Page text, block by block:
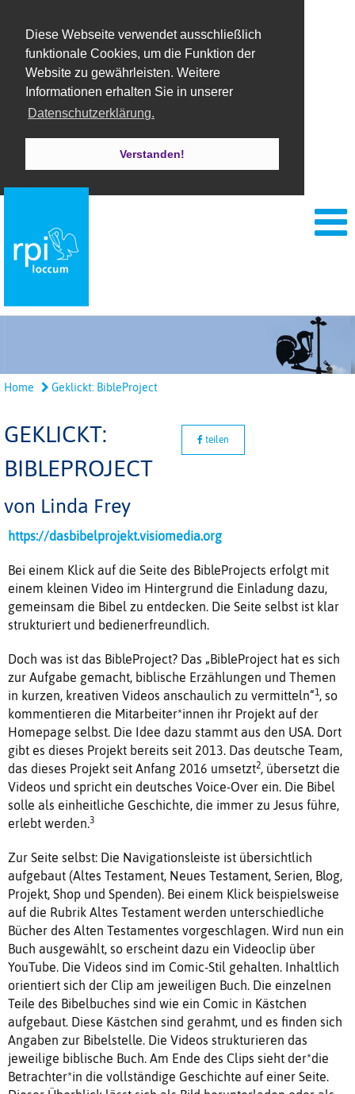
Diese Webseite verwendet ausschließlich
funktionale Cookies, um die Funktion der
Website zu gewährleisten. Weitere
Informationen erhalten Sie in unserer
Datenschutzerklärung.
Verstanden!
Home Geklickt: BibleProject
GEKLICKT:
BIBLEPROJECT
teilen
von Linda Frey
https://dasbibelprojekt.visiomedia.org
Bei einem Klick auf die Seite des BibleProjects erfolgt mit
einem kleinen Video im Hintergrund die Einladung dazu,
gemeinsam die Bibel zu entdecken. Die Seite selbst ist klar
strukturiert und bedienerfreundlich.
Doch was ist das BibleProject? Das „BibleProject hat es sich
zur Aufgabe gemacht, biblische Erzählungen und Themen
in kurzen, kreativen Videos anschaulich zu vermitteln“1, so
kommentieren die Mitarbeiter*innen ihr Projekt auf der
Homepage selbst. Die Idee dazu stammt aus den USA. Dort
gibt es dieses Projekt bereits seit 2013. Das deutsche Team,
das dieses Projekt seit Anfang 2016 umsetzt2, übersetzt die
Videos und spricht ein deutsches Voice-Over ein. Die Bibel
solle als einheitliche Geschichte, die immer zu Jesus führe,
erlebt werden.3
Zur Seite selbst: Die Navigationsleiste ist übersichtlich
aufgebaut (Altes Testament, Neues Testament, Serien, Blog,
Projekt, Shop und Spenden). Bei einem Klick beispielsweise
auf die Rubrik Altes Testament werden unterschiedliche
Bücher des Alten Testamentes vorgeschlagen. Wird nun ein
Buch ausgewählt, so erscheint dazu ein Videoclip über
YouTube. Die Videos sind im Comic-Stil gehalten. Inhaltlich
orientiert sich der Clip am jeweiligen Buch. Die einzelnen
Teile des Bibelbuches sind wie ein Comic in Kästchen
aufgebaut. Diese Kästchen sind gerahmt, und es finden sich
Angaben zur Bibelstelle. Die Videos strukturieren das
jeweilige biblische Buch. Am Ende des Clips sieht der*die
Betrachter*in die vollständige Geschichte auf einer Seite.